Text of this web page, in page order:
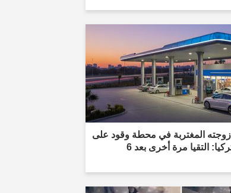
المغتربة في محطة وقود على
الطريق إلى تركيا: التقيا مرة أخرى بعد 6